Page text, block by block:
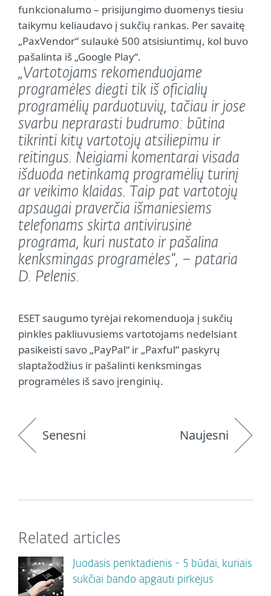
funkcionalumo – prisijungimo duomenys tiesiu
taikymu keliaudavo į sukčių rankas. Per savaitę
„PaxVendor“ sulaukė 500 atsisiuntimų, kol buvo
pašalinta iš „Google Play“.
„Vartotojams rekomenduojame
programėles diegti tik iš oficialių
programėlių parduotuvių, tačiau ir jose
svarbu neprarasti budrumo: būtina
tikrinti kitų vartotojų atsiliepimu ir
reitingus. Neigiami komentarai visada
išduoda netinkamą programėlių turinį
ar veikimo klaidas. Taip pat vartotojų
apsaugai praverčia išmaniesiems
telefonams skirta antivirusinė
programa, kuri nustato ir pašalina
kenksmingas programėles“, – pataria
D. Pelenis.
ESET saugumo tyrėjai rekomenduoja į sukčių
pinkles pakliuvusiems vartotojams nedelsiant
pasikeisti savo „PayPal“ ir „Paxful“ paskyrų
slaptažodžius ir pašalinti kenksmingas
programėles iš savo įrenginių.
Senesni Naujesni
Related articles
Juodasis penktadienis - 5 būdai, kuriais
sukčiai bando apgauti pirkėjus